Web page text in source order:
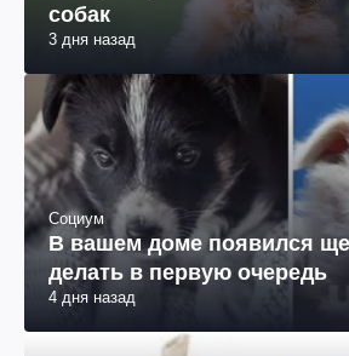
собак
3 дня назад
Социум
В вашем доме появился
делать в первую очередь
4 дня назад